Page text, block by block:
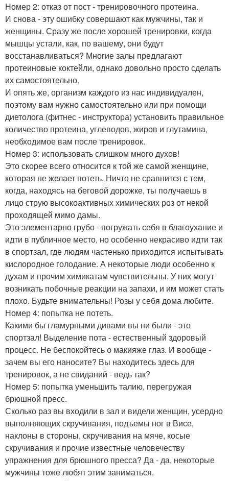
Номер 2: отказ от пост - тренировочного протеина.
И снова - эту ошибку совершают как мужчины, так и
женщины. Сразу же после хорошей тренировки, когда
мышцы устали, как, по вашему, они будут
восстанавливаться? Многие залы предлагают
протеиновые коктейли, однако довольно просто сделать
их самостоятельно.
И опять же, организм каждого из нас индивидуален,
поэтому вам нужно самостоятельно или при помощи
диетолога (фитнес - инструктора) установить правильное
количество протеина, углеводов, жиров и глутамина,
необходимое вам после тренировок.
Номер 3: использовать слишком много духов!
Это скорее всего относится к той же самой женщине,
которая не желает потеть. Ничто не сравнится с тем,
когда, находясь на беговой дорожке, ты получаешь в
лицо струю высокоактивных химических роз от некой
проходящей мимо дамы.
Это элементарно грубо - погружать себя в благоухание и
идти в публичное место, но особенно некрасиво идти так
в спортзал, где людям частенько приходится испытывать
кислородное голодание. А некоторые люди особенно к
духам и прочим химикатам чувствительны. У них могут
возникать побочные реакции на запахи, и им может стать
плохо. Будьте внимательны! Розы у себя дома любите.
Номер 4: попытка не потеть.
Какими бы гламурными дивами вы ни были - это
спортзал! Выделение пота - естественный здоровый
процесс. Не беспокойтесь о макияже глаз. И вообще -
зачем вы его наносите? Вы находитесь здесь для
тренировок, а не свиданий - ведь так?
Номер 5: попытка уменьшить талию, перегружая
брюшной пресс.
Сколько раз вы входили в зал и видели женщин, усердно
выполняющих скручивания, подъемы ног в Висе,
наклоны в стороны, скручивания на мяче, косые
скручивания и прочие известные человечеству
упражнения для брюшного пресса? Да - да, некоторые
мужчины тоже любят этим заниматься.